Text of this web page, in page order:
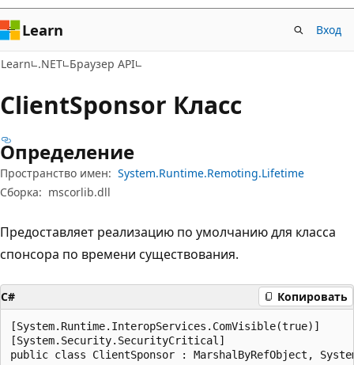
Learn Вход
Learn .NET Браузер API
ClientSponsor Класс
Определение
Пространство имен: System.Runtime.Remoting.Lifetime
Сборка: mscorlib.dll
Предоставляет реализацию по умолчанию для класса
спонсора по времени существования.
C# Копировать
[System.Runtime.InteropServices.ComVisible(true)]
[System.Security.SecurityCritical]
public class ClientSponsor : MarshalByRefObject,